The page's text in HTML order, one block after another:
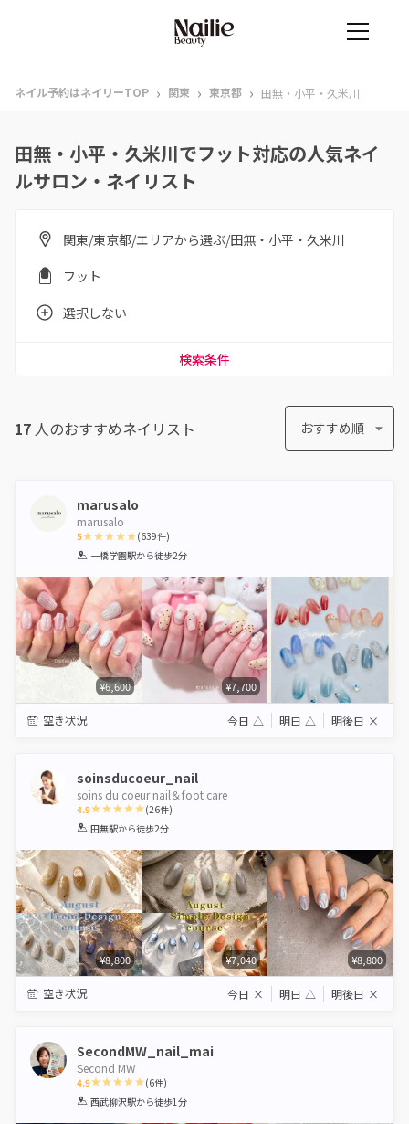
ネイル予約はネイリーTOP › 関東 › 東京都 › 田無・小平・久米川
田無・小平・久米川でフット対応の人気ネイ
ルサロン・ネイリスト
関東/東京都/エリアから選ぶ/田無・小平・久米川
フット
選択しない
検索条件
17 人のおすすめネイリスト おすすめ順
marusalo
marusalo
5
1 2 3 4 5
(639件)
一橋学園駅から徒歩2分
¥6,600 ¥7,700
空き状況 今日 △ 明日 △ 明後日 ×
soinsducoeur_nail
soins du coeur nail＆foot care
4.9
1 2 3 4 5
(26件)
田無駅から徒歩2分
¥8,800 ¥7,040 ¥8,800
空き状況 今日 × 明日 △ 明後日 ×
SecondMW_nail_mai
Second MW
4.9
1 2 3 4 5
(6件)
西武柳沢駅から徒歩1分